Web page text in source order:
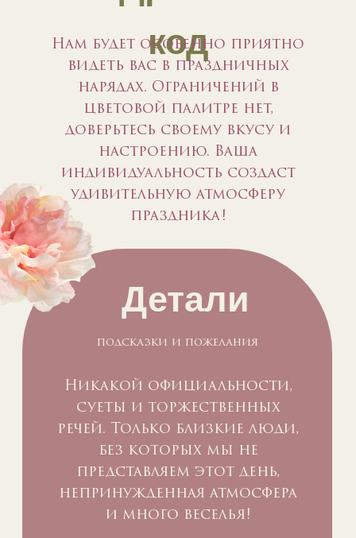
код
Детали
Никакой официальности,
суеты и торжественных
речей. Только близкие люди,
без которых мы не
представляем этот день,
непринужденная атмосфера
и много веселья!
Нам будет особенно приятно
видеть вас в праздничных
нарядах. Ограничений в
цветовой палитре нет,
доверьтесь своему вкусу и
настроению. Ваша
индивидуальность создаст
удивительную атмосферу
праздника!
подсказки и пожелания